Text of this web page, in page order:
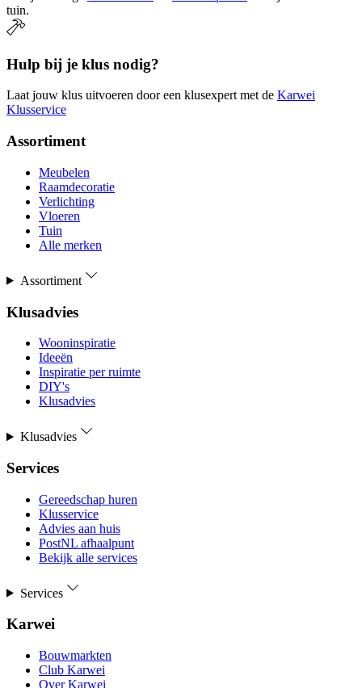
tuin.
Hulp bij je klus nodig?
Laat jouw klus uitvoeren door een klusexpert met de Karwei
Klusservice
Assortiment
Meubelen
Raamdecoratie
Verlichting
Vloeren
Tuin
Alle merken
Assortiment
Klusadvies
Wooninspiratie
Ideeën
Inspiratie per ruimte
DIY's
Klusadvies
Klusadvies
Services
Gereedschap huren
Klusservice
Advies aan huis
PostNL afhaalpunt
Bekijk alle services
Services
Karwei
Bouwmarkten
Club Karwei
Over Karwei